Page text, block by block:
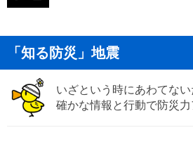
「知る防災」地震
いざという時にあわてない
確かな情報と行動で防災